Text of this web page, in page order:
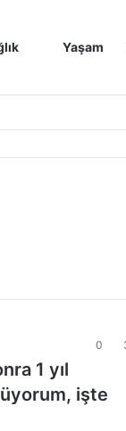
Yaşam
0
1 yıl
işte